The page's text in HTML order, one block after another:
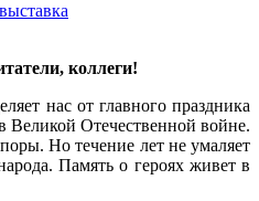
коллеги!
нас от главного праздника
Отечественной войне.
Но течение лет не умаляет
Память о героях живет в